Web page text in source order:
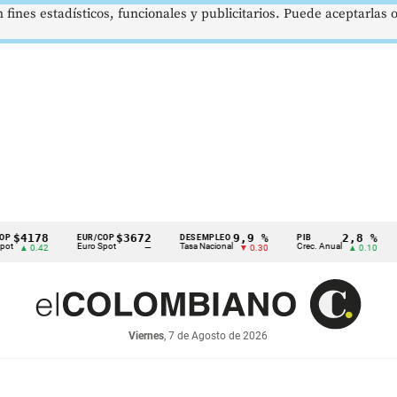
EUR/COP
Euro Spot
$3672
—
DESEMPLEO
Tasa Nacional
9,9 %
▼ 0.30
PIB
Crec. Anual
2,8 %
▲ 0.10
TRM
Tasa
Viernes, 7 de Agosto de 2026
estadísticos, funcionales y publicitarios. Puede aceptarlas